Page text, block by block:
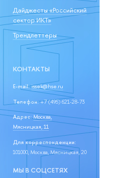
Дайджесты «Российский
сектор ИКТ»
Трендлеттеры
КОНТАКТЫ
E-mail:issek@hse.ru
Телефон:+7 (495) 621-28-73
Адрес: Москва,
Мясницкая, 11
Для корреспонденции:
101000, Москва, Мясницкая, 20
МЫ В СОЦСЕТЯХ